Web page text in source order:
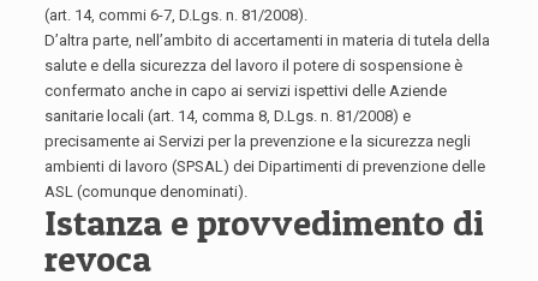
(art. 14, commi 6-7, D.Lgs. n. 81/2008).
D’altra parte, nell’ambito di accertamenti in materia di tutela della
salute e della sicurezza del lavoro il potere di sospensione è
confermato anche in capo ai servizi ispettivi delle Aziende
sanitarie locali (art. 14, comma 8, D.Lgs. n. 81/2008) e
precisamente ai Servizi per la prevenzione e la sicurezza negli
ambienti di lavoro (SPSAL) dei Dipartimenti di prevenzione delle
ASL (comunque denominati).
Istanza e provvedimento di
revoca